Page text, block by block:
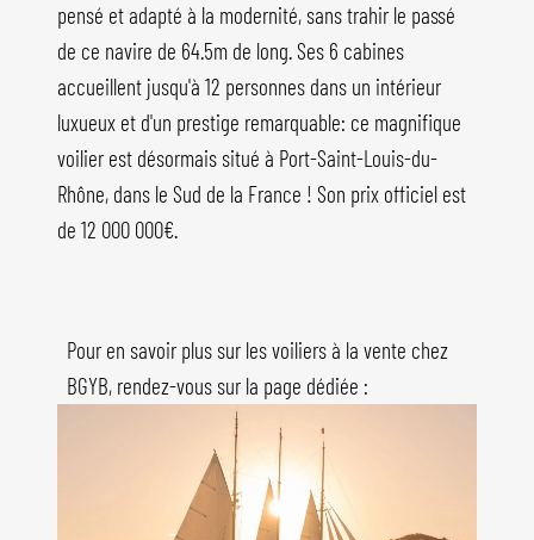
pensé et adapté à la modernité, sans trahir le passé
de ce navire de 64.5m de long. Ses 6 cabines
accueillent jusqu'à 12 personnes dans un intérieur
luxueux et d'un prestige remarquable: ce magnifique
voilier est désormais situé à Port-Saint-Louis-du-
Rhône, dans le Sud de la France ! Son prix officiel est
de 12 000 000€.
Pour en savoir plus sur les voiliers à la vente chez
BGYB, rendez-vous sur la page dédiée :